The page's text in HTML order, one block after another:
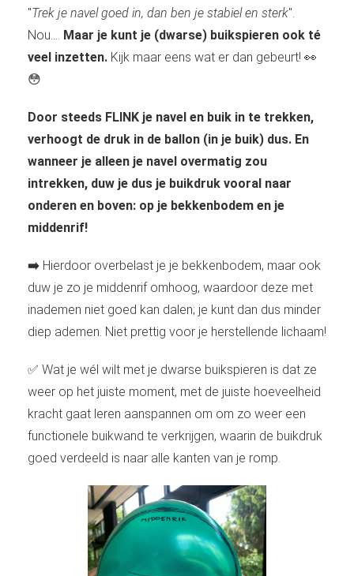
"Trek je navel goed in, dan ben je stabiel en sterk".
Nou.... Maar je kunt je (dwarse) buikspieren ook té
veel inzetten. Kijk maar eens wat er dan gebeurt! 👀
😳
Door steeds FLINK je navel en buik in te trekken,
verhoogt de druk in de ballon (in je buik) dus. En
wanneer je alleen je navel overmatig zou
intrekken, duw je dus je buikdruk vooral naar
onderen en boven: op je bekkenbodem en je
middenrif!
➡️ Hierdoor overbelast je je bekkenbodem, maar ook
duw je zo je middenrif omhoog, waardoor deze met
inademen niet goed kan dalen; je kunt dan dus minder
diep ademen. Niet prettig voor je herstellende lichaam!
✅ Wat je wél wilt met je dwarse buikspieren is dat ze
weer op het juiste moment, met de juiste hoeveelheid
kracht gaat leren aanspannen om om zo weer een
functionele buikwand te verkrijgen, waarin de buikdruk
goed verdeeld is naar alle kanten van je romp.